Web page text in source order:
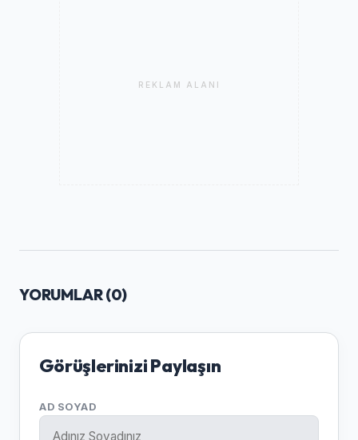
REKLAM ALANI
YORUMLAR (0)
Görüşlerinizi Paylaşın
AD SOYAD